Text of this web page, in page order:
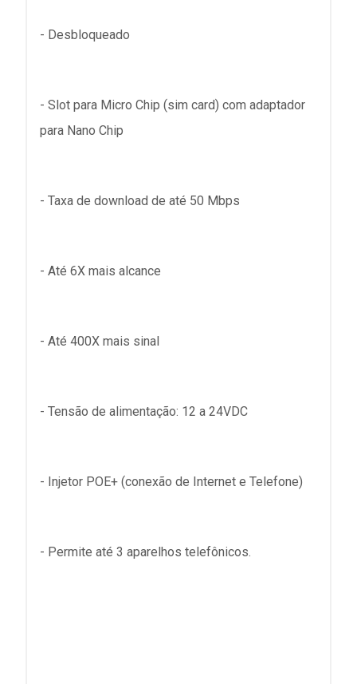
- Desbloqueado
- Slot para Micro Chip (sim card) com adaptador
para Nano Chip
- Taxa de download de até 50 Mbps
- Até 6X mais alcance
- Até 400X mais sinal
- Tensão de alimentação: 12 a 24VDC
- Injetor POE+ (conexão de Internet e Telefone)
- Permite até 3 aparelhos telefônicos.